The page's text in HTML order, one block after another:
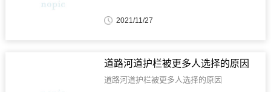
2021/11/27
道路河道护栏被更多人选择的原因
道路河道护栏被更多人选择的原因